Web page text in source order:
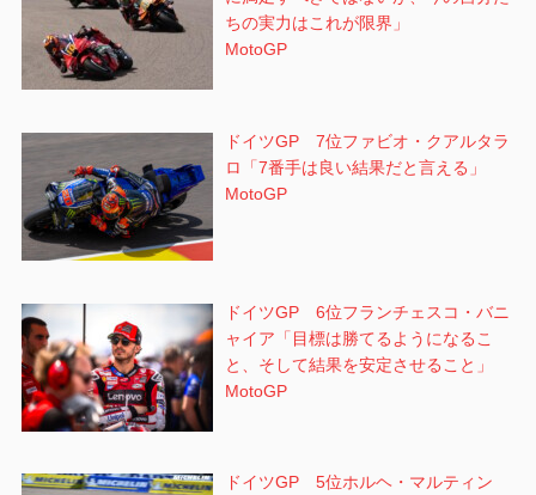
ちの実力はこれが限界」
MotoGP
ドイツGP 7位ファビオ・クアルタラ
ロ「7番手は良い結果だと言える」
MotoGP
ドイツGP 6位フランチェスコ・バニ
ャイア「目標は勝てるようになるこ
と、そして結果を安定させること」
MotoGP
ドイツGP 5位ホルヘ・マルティン